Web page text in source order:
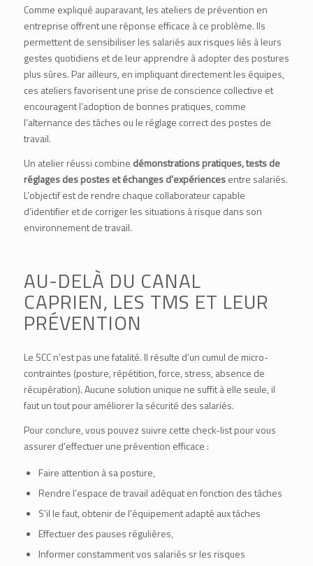
Comme expliqué auparavant, les ateliers de prévention en
entreprise offrent une réponse efficace à ce problème. Ils
permettent de sensibiliser les salariés aux risques liés à leurs
gestes quotidiens et de leur apprendre à adopter des postures
plus sûres. Par ailleurs, en impliquant directement les équipes,
ces ateliers favorisent une prise de conscience collective et
encouragent l’adoption de bonnes pratiques, comme
l’alternance des tâches ou le réglage correct des postes de
travail.
Un atelier réussi combine démonstrations pratiques, tests de
réglages des postes et échanges d’expériencesentre salariés.
L’objectif est de rendre chaque collaborateur capable
d’identifier et de corriger les situations à risque dans son
environnement de travail.
AU-DELÀ DU CANAL
CAPRIEN, LES TMS ET LEUR
PRÉVENTION
Le SCC n’est pas une fatalité. Il résulte d’un cumul de micro-
contraintes (posture, répétition, force, stress, absence de
récupération). Aucune solution unique ne suffit à elle seule, il
faut un tout pour améliorer la sécurité des salariés.
Pour conclure, vous pouvez suivre cette check-list pour vous
assurer d’effectuer une prévention efficace :
Faire attention à sa posture,
Rendre l’espace de travail adéquat en fonction des tâches
S’il le faut, obtenir de l’équipement adapté aux tâches
Effectuer des pauses régulières,
Informer constamment vos salariés sr les risques